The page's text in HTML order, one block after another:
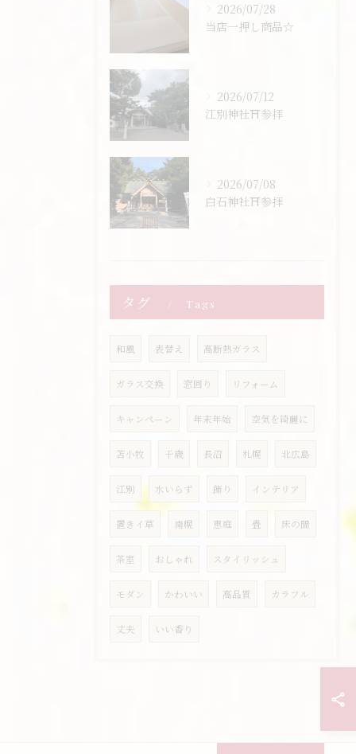
2026/07/28
当店一押し商品☆
2026/07/12
江別神社⛩️参拝
2026/07/08
白石神社⛩️参拝
タグ Tags
和風 表替え 高断熱ガラス
ガラス交換 窓回り リフォーム
キャンペーン 年末年始 空気を綺麗に
苫小牧 千歳 長沼 札幌 北広島
江別 水いらず 飾り インテリア
置きイ草 南幌 恵庭 畳 床の間
茶室 おしゃれ スタイリッシュ
モダン かわいい 高品質 カラフル
丈夫 いい香り